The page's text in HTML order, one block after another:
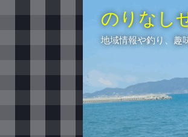
のりなし
地域情報や釣り、趣